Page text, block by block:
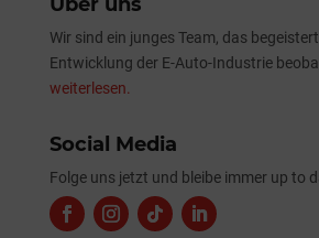
Wir sind ein junges Team, das
Entwicklung der E-Auto-Industrie
weiterlesen.
Social Media
Folge uns jetzt und bleibe immer up to